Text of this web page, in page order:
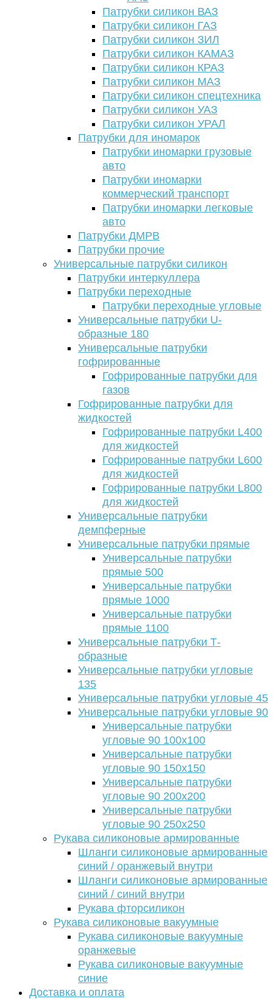
Патрубки силикон ВАЗ
Патрубки силикон ГАЗ
Патрубки силикон ЗИЛ
Патрубки силикон КАМАЗ
Патрубки силикон КРАЗ
Патрубки силикон МАЗ
Патрубки силикон спецтехника
Патрубки силикон УАЗ
Патрубки силикон УРАЛ
Патрубки для иномарок
Патрубки иномарки грузовые
авто
Патрубки иномарки
коммерческий транспорт
Патрубки иномарки легковые
авто
Патрубки ДМРВ
Патрубки прочие
Универсальные патрубки силикон
Патрубки интеркуллера
Патрубки переходные
Патрубки переходные угловые
Универсальные патрубки U-
образные 180
Универсальные патрубки
гофрированные
Гофрированные патрубки для
газов
Гофрированные патрубки для
жидкостей
Гофрированные патрубки L400
для жидкостей
Гофрированные патрубки L600
для жидкостей
Гофрированные патрубки L800
для жидкостей
Универсальные патрубки
демпферные
Универсальные патрубки прямые
Универсальные патрубки
прямые 500
Универсальные патрубки
прямые 1000
Универсальные патрубки
прямые 1100
Универсальные патрубки Т-
образные
Универсальные патрубки угловые
135
Универсальные патрубки угловые 45
Универсальные патрубки угловые 90
Универсальные патрубки
угловые 90 100х100
Универсальные патрубки
угловые 90 150х150
Универсальные патрубки
угловые 90 200х200
Универсальные патрубки
угловые 90 250х250
Рукава силиконовые армированные
Шланги силиконовые армированные
синий / оранжевый внутри
Шланги силиконовые армированные
синий / синий внутри
Рукава фторсиликон
Рукава силиконовые вакуумные
Рукава силиконовые вакуумные
оранжевые
Рукава силиконовые вакуумные
синие
Доставка и оплата